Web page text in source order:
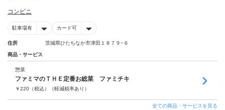
コンビニ
駐車場有 カード可
住所 茨城県ひたちなか市津田１８７９−６
商品・サービス
惣菜
ファミマのＴＨＥ定番お総菜 ファミチキ
￥220 （税込） （軽減税率あり）
全ての商品・サービスを見る